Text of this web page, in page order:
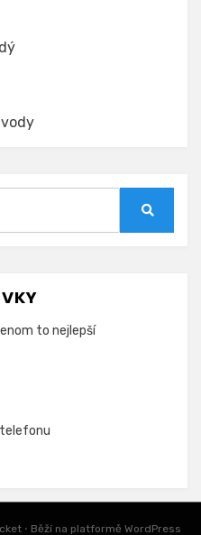
to nejlepší
⋅ Běží na platformě WordPress